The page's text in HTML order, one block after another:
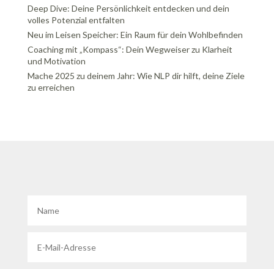
Deep Dive: Deine Persönlichkeit entdecken und dein
volles Potenzial entfalten
Neu im Leisen Speicher: Ein Raum für dein Wohlbefinden
Coaching mit „Kompass“: Dein Wegweiser zu Klarheit
und Motivation
Mache 2025 zu deinem Jahr: Wie NLP dir hilft, deine Ziele
zu erreichen